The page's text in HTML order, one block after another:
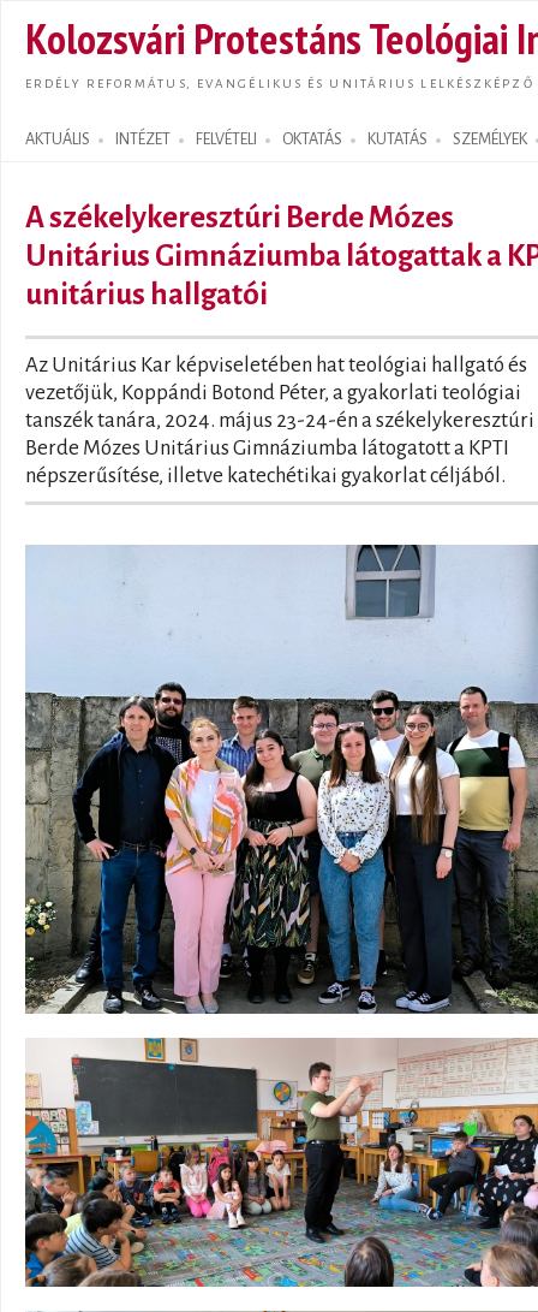
Kolozsvári Protestáns Teológiai
ERDÉLY REFORMÁTUS, EVANGÉLIKUS ÉS UNITÁRIUS LELKÉSZKÉPZŐ
AKTUÁLIS INTÉZET FELVÉTELI OKTATÁS KUTATÁS SZEMÉLYEK
Search form
A székelykeresztúri Berde Mózes
Unitárius Gimnáziumba látogattak a
unitárius hallgatói
Az Unitárius Kar képviseletében hat teológiai hallgató és
vezetőjük, Koppándi Botond Péter, a gyakorlati teológiai
tanszék tanára, 2024. május 23-24-én a székelykeresztúri
Berde Mózes Unitárius Gimnáziumba látogatott a KPTI
népszerűsítése, illetve katechétikai gyakorlat céljából.